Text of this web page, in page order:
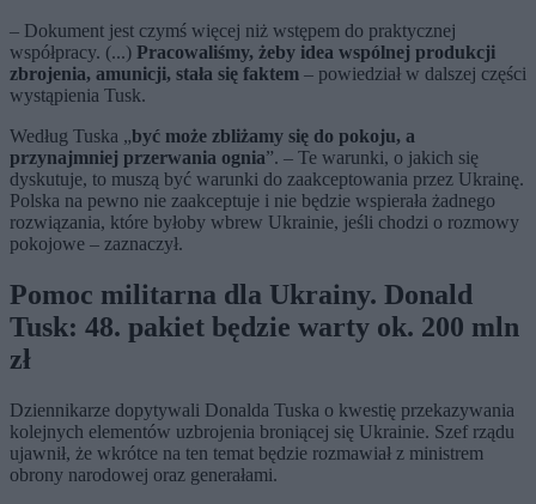
– Dokument jest czymś więcej niż wstępem do praktycznej
współpracy. (...) Pracowaliśmy, żeby idea wspólnej produkcji
zbrojenia, amunicji, stała się faktem – powiedział w dalszej części
wystąpienia Tusk.
Według Tuska „być może zbliżamy się do pokoju, a
przynajmniej przerwania ognia”. – Te warunki, o jakich się
dyskutuje, to muszą być warunki do zaakceptowania przez Ukrainę.
Polska na pewno nie zaakceptuje i nie będzie wspierała żadnego
rozwiązania, które byłoby wbrew Ukrainie, jeśli chodzi o rozmowy
pokojowe – zaznaczył.
Pomoc militarna dla Ukrainy. Donald
Tusk: 48. pakiet będzie warty ok. 200 mln
zł
Dziennikarze dopytywali Donalda Tuska o kwestię przekazywania
kolejnych elementów uzbrojenia broniącej się Ukrainie. Szef rządu
ujawnił, że wkrótce na ten temat będzie rozmawiał z ministrem
obrony narodowej oraz generałami.